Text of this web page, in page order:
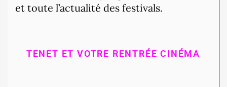
et toute l’actualité des festivals.
TENET ET VOTRE RENTRÉE CINÉMA